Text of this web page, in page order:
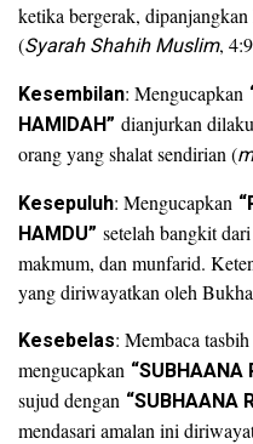
ketika bergerak,
(Syarah Shahih Muslim,
Kesembilan: Mengucapkan
HAMIDAH” dianjurkan
orang yang shalat sendirian (
Kesepuluh: Mengucapkan
HAMDU” setelah bangkit
makmum, dan munfarid.
yang diriwayatkan oleh
Kesebelas: Membaca
mengucapkan “SUBHAANA
sujud dengan “SUBHAANA
mendasari amalan ini